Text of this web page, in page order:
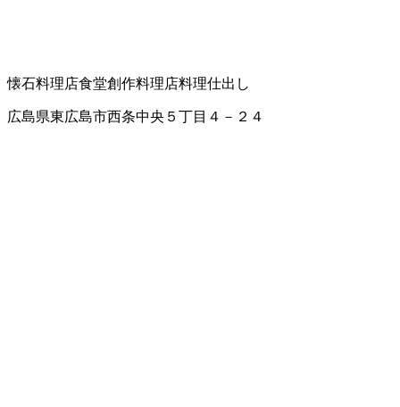
懐石料理店食堂創作料理店料理仕出し
広島県東広島市西条中央５丁目４－２４